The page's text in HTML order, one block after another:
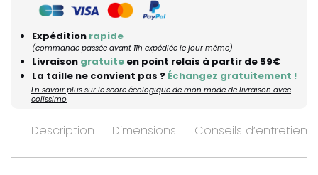
Expédition rapide
(commande passée avant 11h expédiée le jour même)
Livraison gratuite en point relais à partir de 59€
La taille ne convient pas ? Échangez gratuitement !
En savoir plus sur le score écologique de mon mode de livraison avec
colissimo
Description Dimensions Conseils d’entretien